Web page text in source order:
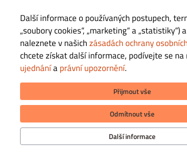
ZAVŘENO (11:00 – 21:00)
ZAVŘENO (11:00 – 21:00)
ZAVŘENO (11:00 – 21:00)
ZAVŘENO (11:00 – 21:00)
ZAVŘENO (11:00 – 21:00)
Další informace o používaných postupech,
„soubory cookies“, „marketing“ a „statistiky“)
naleznete v našichzásadách ochrany
chcete získat další informace, podívejte se na
ujednáníaprávní upozornění.
Přijmout vše
Odmítnout vše
Další informace